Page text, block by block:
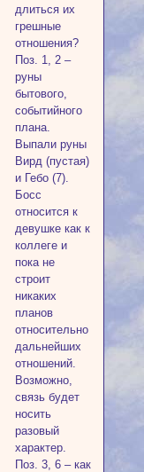
длиться их
грешные
отношения?
Поз. 1, 2 –
руны
бытового,
событийного
плана.
Выпали руны
Вирд (пустая)
и Гебо (7).
Босс
относится к
девушке как к
коллеге и
пока не
строит
никаких
планов
относительно
дальнейших
отношений.
Возможно,
связь будет
носить
разовый
характер.
Поз. 3, 6 – как